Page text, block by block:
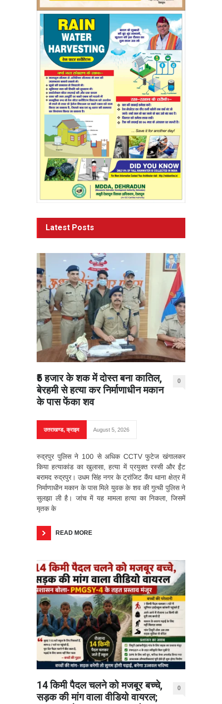
Latest Posts
₹5 हजार के शक में दोस्त बना कातिल,
बेरहमी से हत्या कर निर्माणाधीन मकान
के पास फेंका शव
0
उत्तराखण्ड,क्राइम August 5, 2026
रुद्रपुर पुलिस ने 100 से अधिक CCTV फुटेज खंगालकर
किया हत्याकांड का खुलासा, हत्या में प्रयुक्त रस्सी और ईंट
बरामद रुद्रपुर। उधम सिंह नगर के ट्रांजिट कैंप थाना क्षेत्र में
निर्माणाधीन मकान के पास मिले युवक के शव की गुत्थी पुलिस ने
सुलझा ली है। जांच में यह मामला हत्या का निकला, जिसमें
मृतक के
READ MORE
14 किमी पैदल चलने को मजबूर बच्चे,
सड़क की मांग वाला वीडियो वायरल;
0